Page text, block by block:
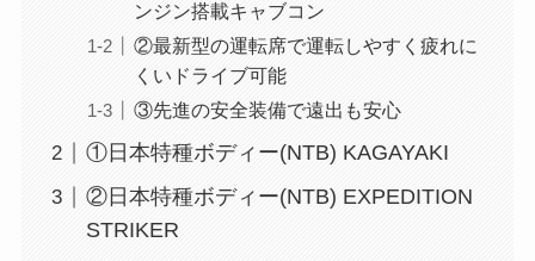
ンジン搭載キャブコン
②最新型の運転席で運転しやすく疲れに
くいドライブ可能
③先進の安全装備で遠出も安心
①日本特種ボディー(NTB) KAGAYAKI
②日本特種ボディー(NTB) EXPEDITION
STRIKER